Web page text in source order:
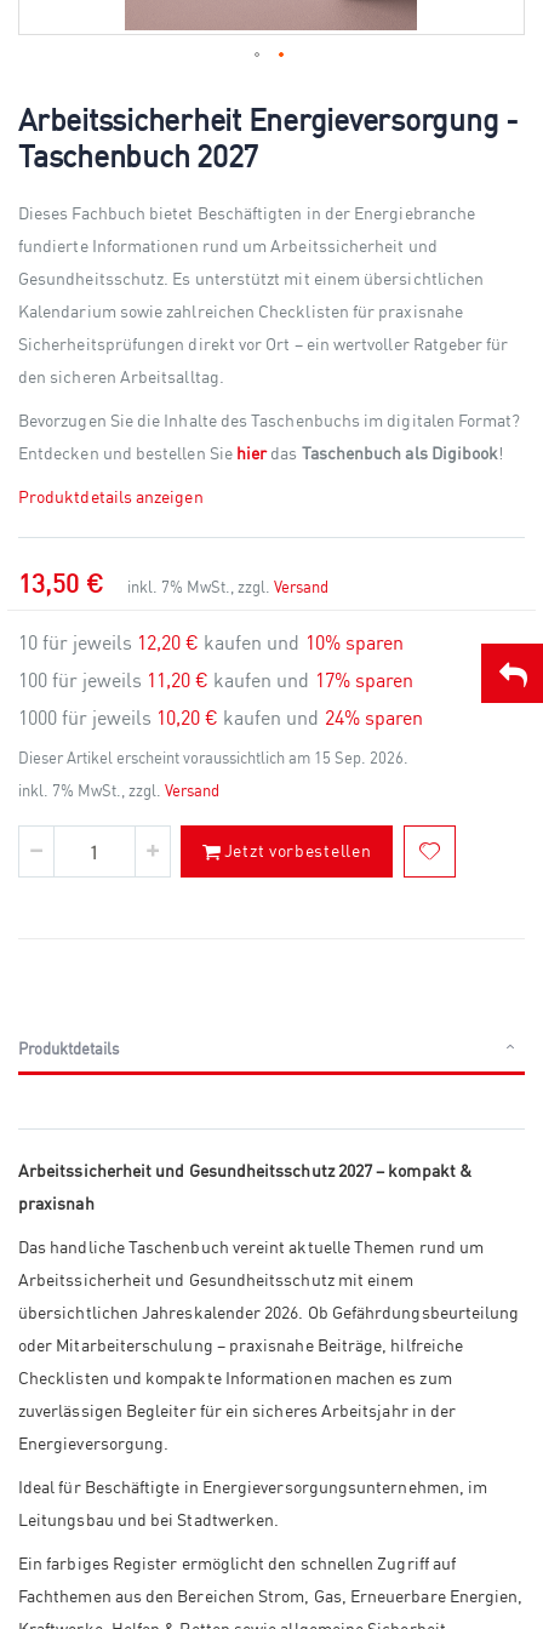
to
the
beginning
of
images
gallery
Arbeitssicherheit Energieversorgung -
Taschenbuch 2027
Dieses Fachbuch bietet Beschäftigten in der Energiebranche
fundierte Informationen rund um Arbeitssicherheit und
Gesundheitsschutz. Es unterstützt mit einem übersichtlichen
Kalendarium sowie zahlreichen Checklisten für praxisnahe
Sicherheitsprüfungen direkt vor Ort – ein wertvoller Ratgeber für
den sicheren Arbeitsalltag.
Bevorzugen Sie die Inhalte des Taschenbuchs im digitalen Format?
Entdecken und bestellen Sie hierdas Taschenbuch als Digibook!
Produktdetails anzeigen
13,50 € inkl. 7% MwSt., zzgl. Versand
10 für jeweils 12,20 € kaufen und 10% sparen
100 für jeweils 11,20 € kaufen und 17% sparen
1000 für jeweils 10,20 € kaufen und 24% sparen
Dieser Artikel erscheint voraussichtlich am 15 Sep. 2026.
inkl. 7% MwSt., zzgl. Versand
Jetzt vorbestellen
Produktdetails
Arbeitssicherheit und Gesundheitsschutz 2027 – kompakt &
praxisnah
Das handliche Taschenbuch vereint aktuelle Themen rund um
Arbeitssicherheit und Gesundheitsschutz mit einem
übersichtlichen Jahreskalender 2026. Ob Gefährdungsbeurteilung
oder Mitarbeiterschulung – praxisnahe Beiträge, hilfreiche
Checklisten und kompakte Informationen machen es zum
zuverlässigen Begleiter für ein sicheres Arbeitsjahr in der
Energieversorgung.
Ideal für Beschäftigte in Energieversorgungsunternehmen, im
Leitungsbau und bei Stadtwerken.
Ein farbiges Register ermöglicht den schnellen Zugriff auf
Fachthemen aus den Bereichen Strom, Gas, Erneuerbare Energien,